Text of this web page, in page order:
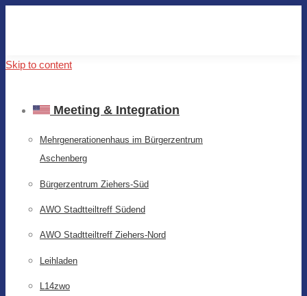
Skip to content
Meeting & Integration
Mehrgenerationenhaus im Bürgerzentrum
Aschenberg
Bürgerzentrum Ziehers-Süd
AWO Stadtteiltreff Südend
AWO Stadtteiltreff Ziehers-Nord
Leihladen
L14zwo